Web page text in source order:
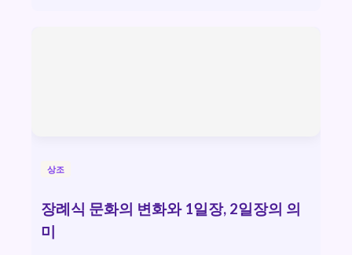
상조
장례식 문화의 변화와 1일장, 2일장의 의
미